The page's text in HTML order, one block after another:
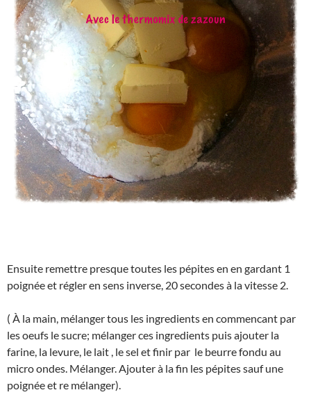
Ensuite remettre presque toutes les pépites en en gardant 1
poignée et régler en sens inverse, 20 secondes à la vitesse 2.
( À la main, mélanger tous les ingredients en commencant par
les oeufs le sucre; mélanger ces ingredients puis ajouter la
farine, la levure, le lait , le sel et finir par le beurre fondu au
micro ondes. Mélanger. Ajouter à la fin les pépites sauf une
poignée et re mélanger).